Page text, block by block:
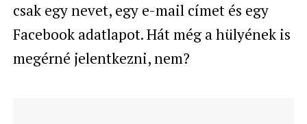
csak egy nevet, egy e-mail címet és egy
Facebook adatlapot. Hát még a hülyének is
megérné jelentkezni, nem?